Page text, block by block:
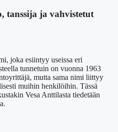
tanssija ja vahvistetut
joka esiintyy useissa eri
tunnetuin on vuonna 1963
mutta sama nimi liittyy
muihin henkilöihin. Tässä
Vesa Anttilasta tiedetään